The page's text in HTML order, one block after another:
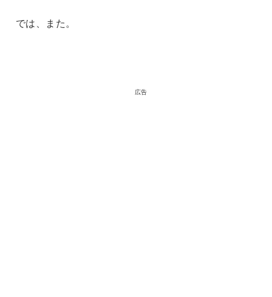
では、また。
広告